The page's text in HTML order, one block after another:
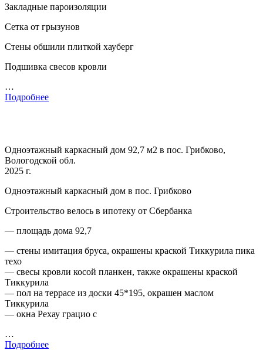
Закладные пароизоляции
Сетка от грызунов
Стены обшили плиткой хауберг
Подшивка свесов кровли
…
Подробнее
Одноэтажный каркасный дом 92,7 м2 в пос. Грибково,
Вологодской обл.
2025 г.
Одноэтажный каркасный дом в пос. Грибково
Строительство велось в ипотеку от Сбербанка
— площадь дома 92,7
— стены имитация бруса, окрашены краской Тиккурила пика
техо
— свесы кровли косой планкен, также окрашены краской
Тиккурила
— пол на террасе из доски 45*195, окрашен маслом
Тиккурила
— окна Рехау грацио с
…
Подробнее